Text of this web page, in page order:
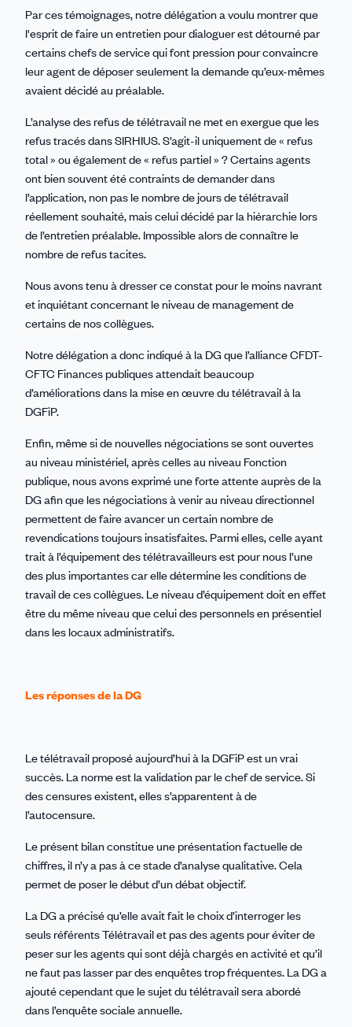
Par ces témoignages, notre délégation a voulu montrer que
l'esprit de faire un entretien pour dialoguer est détourné par
certains chefs de service qui font pression pour convaincre
leur agent de déposer seulement la demande qu’eux-mêmes
avaient décidé au préalable.
L’analyse des refus de télétravail ne met en exergue que les
refus tracés dans SIRHIUS. S’agit-il uniquement de « refus
total » ou également de « refus partiel » ? Certains agents
ont bien souvent été contraints de demander dans
l’application, non pas le nombre de jours de télétravail
réellement souhaité, mais celui décidé par la hiérarchie lors
de l’entretien préalable. Impossible alors de connaître le
nombre de refus tacites.
Nous avons tenu à dresser ce constat pour le moins navrant
et inquiétant concernant le niveau de management de
certains de nos collègues.
Notre délégation a donc indiqué à la DG que l’alliance CFDT-
CFTC Finances publiques attendait beaucoup
d’améliorations dans la mise en œuvre du télétravail à la
DGFiP.
Enfin, même si de nouvelles négociations se sont ouvertes
au niveau ministériel, après celles au niveau Fonction
publique, nous avons exprimé une forte attente auprès de la
DG afin que les négociations à venir au niveau directionnel
permettent de faire avancer un certain nombre de
revendications toujours insatisfaites. Parmi elles, celle ayant
trait à l’équipement des télétravailleurs est pour nous l’une
des plus importantes car elle détermine les conditions de
travail de ces collègues. Le niveau d’équipement doit en effet
être du même niveau que celui des personnels en présentiel
dans les locaux administratifs.
Les réponses de la DG
Le télétravail proposé aujourd’hui à la DGFiP est un vrai
succès. La norme est la validation par le chef de service. Si
des censures existent, elles s’apparentent à de
l’autocensure.
Le présent bilan constitue une présentation factuelle de
chiffres, il n’y a pas à ce stade d’analyse qualitative. Cela
permet de poser le début d’un débat objectif.
La DG a précisé qu’elle avait fait le choix d’interroger les
seuls référents Télétravail et pas des agents pour éviter de
peser sur les agents qui sont déjà chargés en activité et qu’il
ne faut pas lasser par des enquêtes trop fréquentes. La DG a
ajouté cependant que le sujet du télétravail sera abordé
dans l’enquête sociale annuelle.